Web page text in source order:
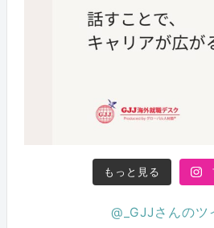
もっと見る
@_GJJさんのツ